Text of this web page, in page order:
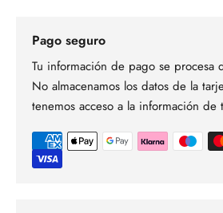
Pago seguro
Tu información de pago se procesa
No almacenamos los datos de la
tenemos acceso a la información